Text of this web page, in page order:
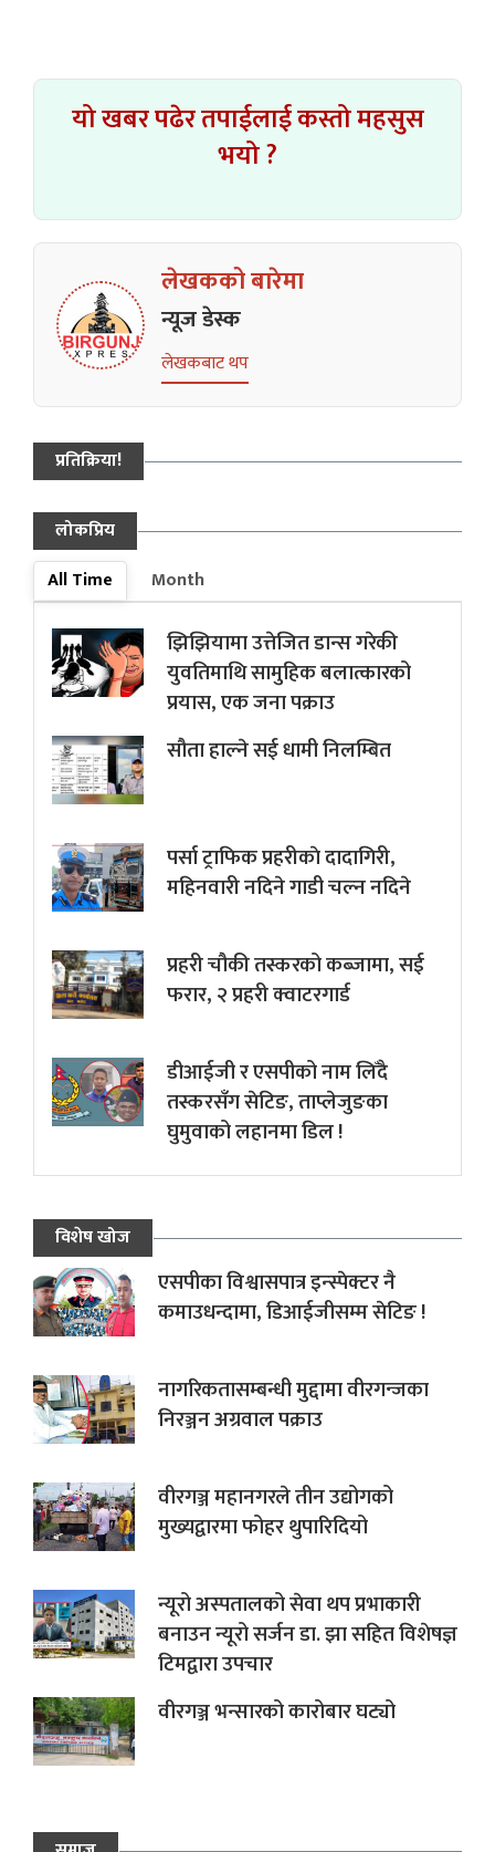
यो खबर पढेर तपाईलाई कस्तो महसुस
भयो ?
लेखकको बारेमा
न्यूज डेस्क
लेखकबाट थप
प्रतिक्रिया!
लोकप्रिय
All Time
Month
झिझियामा उत्तेजित डान्स गरेकी
युवतिमाथि सामुहिक बलात्कारको
प्रयास, एक जना पक्राउ
सौता हाल्ने सई धामी निलम्बित
पर्सा ट्राफिक प्रहरीकाे दादागिरी,
महिनवारी नदिने गाडी चल्न नदिने
प्रहरी चौकी तस्करको कब्जामा, सई
फरार, २ प्रहरी क्वाटरगार्ड
डीआईजी र एसपीको नाम लिँदै
तस्करसँग सेटिङ, ताप्लेजुङका
घुमुवाको लहानमा डिल !
विशेष खोज
एसपीका विश्वासपात्र इन्स्पेक्टर नै
कमाउधन्दामा, डिआईजीसम्म सेटिङ !
नागरिकतासम्बन्धी मुद्दामा वीरगन्जका
निरञ्जन अग्रवाल पक्राउ
वीरगञ्ज महानगरले तीन उद्योगको
मुख्यद्वारमा फोहर थुपारिदियो
न्यूरो अस्पतालको सेवा थप प्रभाकारी
बनाउन न्यूरो सर्जन डा. झा सहित विशेषज्ञ
टिमद्वारा उपचार
वीरगञ्ज भन्सारको कारोबार घट्यो